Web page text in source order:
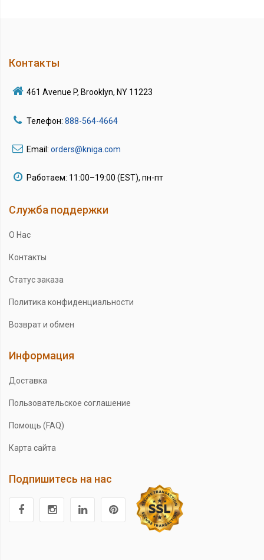
Контакты
461 Avenue P, Brooklyn, NY 11223
Телефон: 888-564-4664
Email: orders@kniga.com
Работаем: 11:00–19:00 (EST), пн-пт
Служба поддержки
О Нас
Контакты
Статус заказа
Политика конфиденциальности
Возврат и обмен
Информация
Доставка
Пользовательское соглашение
Помощь (FAQ)
Карта сайта
Подпишитесь на нас